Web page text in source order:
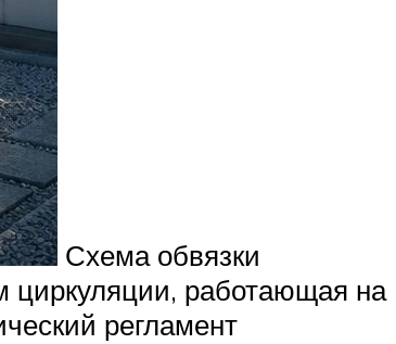
Схема обвязки
циркуляции, работающая на
регламент